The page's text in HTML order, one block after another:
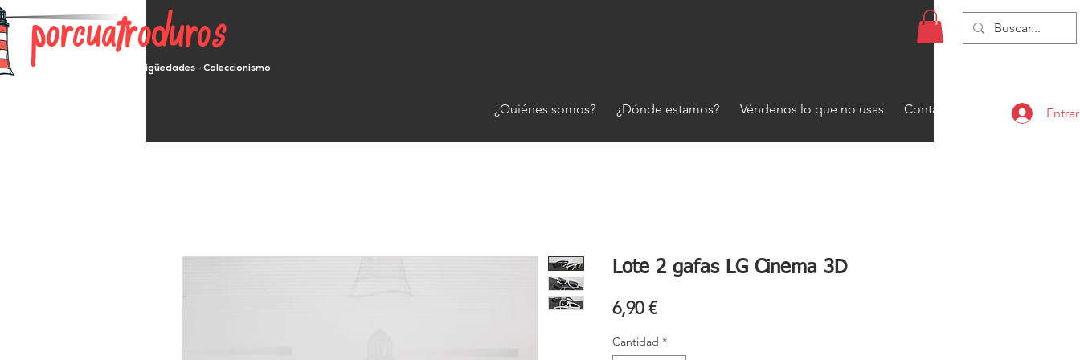
porcuatroduros
Segunda mano - Antigüedades - Coleccionismo
¿Quiénes somos? ¿Dónde estamos? Véndenos lo que no usas Contacto Entrar
Lote 2 gafas LG Cinema 3D
6,90 €Precio
Cantidad *